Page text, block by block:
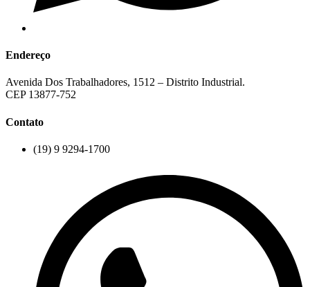
Endereço
Avenida Dos Trabalhadores, 1512 – Distrito Industrial.
CEP 13877-752
Contato
(19) 9 9294-1700